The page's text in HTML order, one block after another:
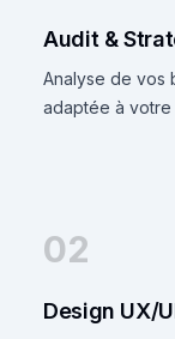
Audit &
Analyse de vos
adaptée à votre
02
Design UX/